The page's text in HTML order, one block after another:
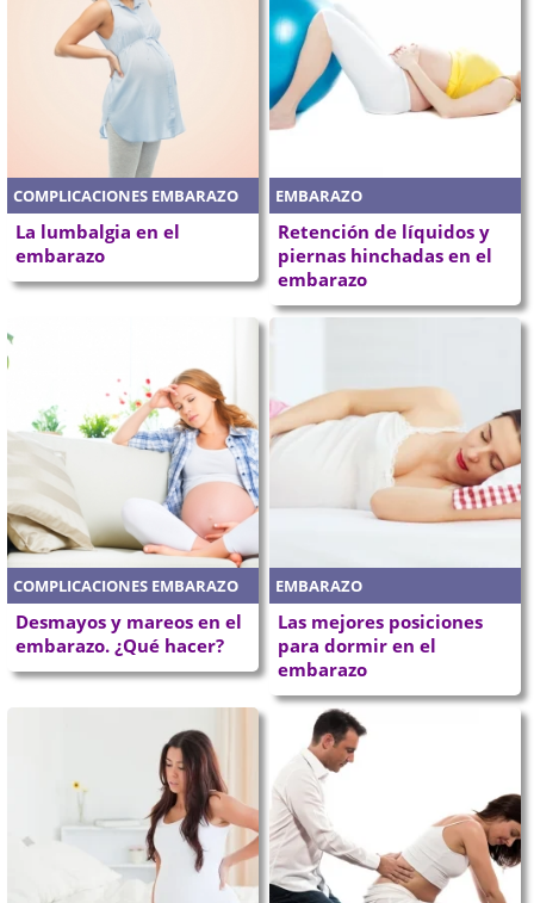
COMPLICACIONES EMBARAZO
La lumbalgia en el
embarazo
EMBARAZO
Retención de líquidos y
piernas hinchadas en el
embarazo
COMPLICACIONES EMBARAZO
Desmayos y mareos en el
embarazo. ¿Qué hacer?
EMBARAZO
Las mejores posiciones
para dormir en el
embarazo